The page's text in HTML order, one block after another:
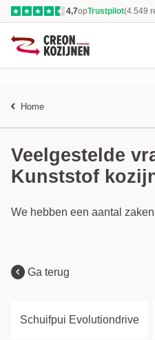
★ ★ ★ ★ ★ 4,7opTrustpilot(4.549
Home
Veelgestelde
Kunststof
We hebben een aantal
Ga terug
Schuifpui Evolutiondrive